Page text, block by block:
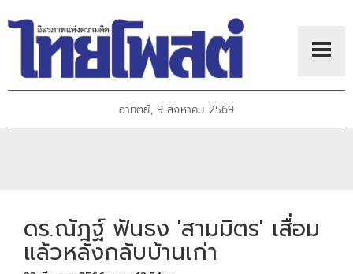
อาทิตย์, 9 สิงหาคม 2569
ดร.ณัฎฐ์ ฟันธง 'สามมิตร' เสื่อม
แล้วหลังกลับบ้านเก่า